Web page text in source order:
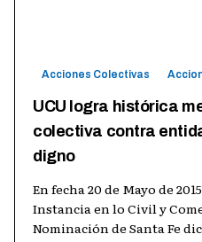
Acciones Colectivas
UCU logra histórica
colectiva contra
digno
En fecha 20 de Mayo de
Instancia en lo Civil y
Nominación de Santa Fe